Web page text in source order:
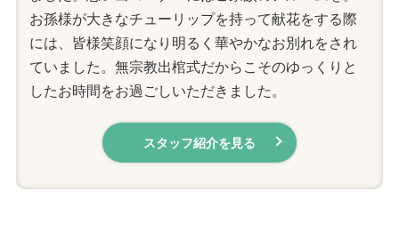
スタッフ紹介を見る
お孫様が大きなチューリップを持って献花をする際
には、皆様笑顔になり明るく華やかなお別れをされ
ていました。無宗教出棺式だからこそのゆっくりと
したお時間をお過ごしいただきました。